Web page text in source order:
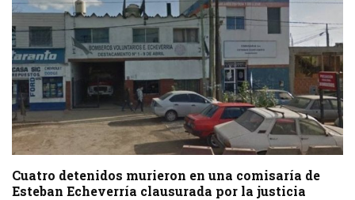
Cuatro detenidos murieron en una comisaría de
Esteban Echeverría clausurada por la justicia